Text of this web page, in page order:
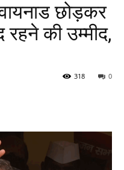
छोड़कर
रहने की उम्मीद,
0
318